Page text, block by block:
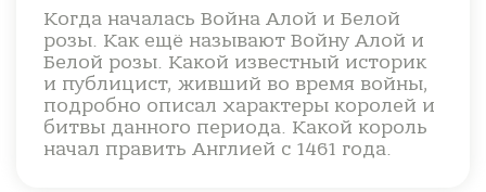
Когда началась Война Алой и Белой
розы. Как ещё называют Войну Алой и
Белой розы. Какой известный историк
и публицист, живший во время войны,
подробно описал характеры королей и
битвы данного периода. Какой король
начал править Англией с 1461 года.